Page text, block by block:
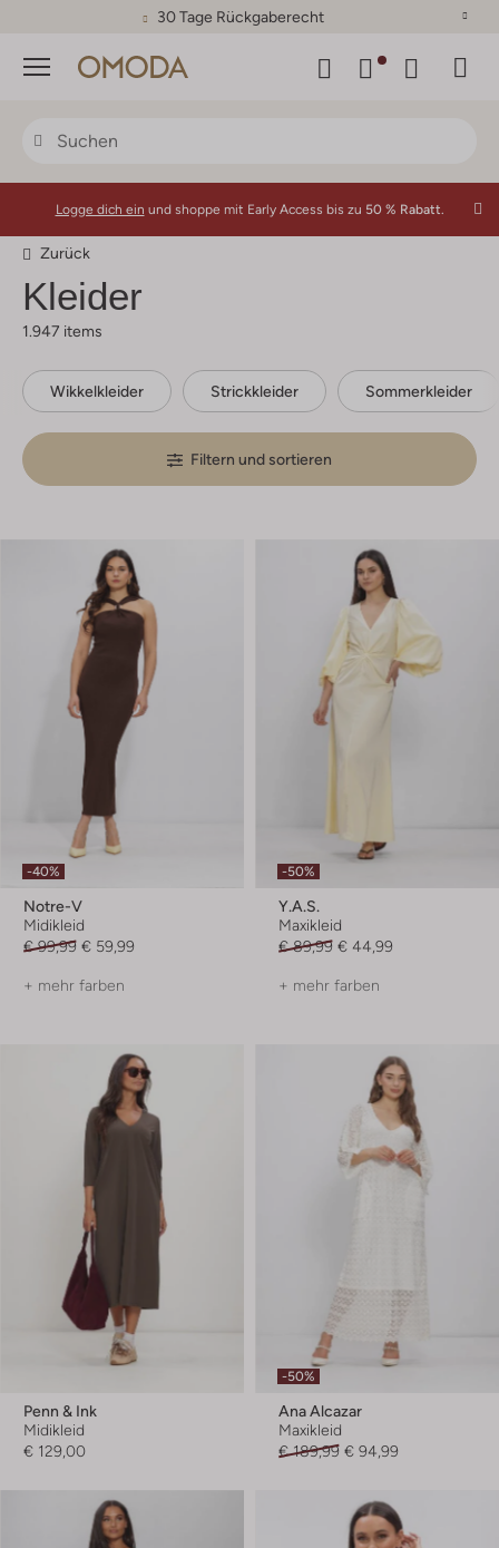
30 Tage Rückgaberecht
Menü
Logge dich ein und shoppe mit Early Access bis zu 50 % Rabatt.
Zurück
Kleider
1.947 items
Wikkelkleider Strickkleider Sommerkleider
Filtern und sortieren
-40%
Notre-V
Midikleid
€ 99,99 € 59,99
+ mehr farben
-50%
Y.a.s.
Maxikleid
€ 89,99 € 44,99
+ mehr farben
Penn & Ink
Midikleid
€ 129,00
-50%
Ana Alcazar
Maxikleid
€ 189,99 € 94,99